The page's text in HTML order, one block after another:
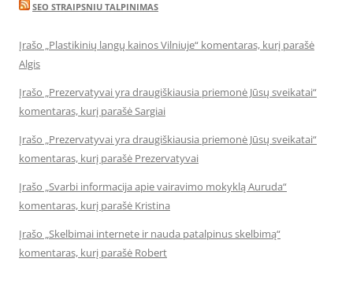
SEO STRAIPSNIU TALPINIMAS
Įrašo „Plastikinių langų kainos Vilniuje“ komentaras, kurį parašė
Algis
Įrašo „Prezervatyvai yra draugiškiausia priemonė Jūsų sveikatai“
komentaras, kurį parašė Sargiai
Įrašo „Prezervatyvai yra draugiškiausia priemonė Jūsų sveikatai“
komentaras, kurį parašė Prezervatyvai
Įrašo „Svarbi informacija apie vairavimo mokyklą Auruda“
komentaras, kurį parašė Kristina
Įrašo „Skelbimai internete ir nauda patalpinus skelbimą“
komentaras, kurį parašė Robert